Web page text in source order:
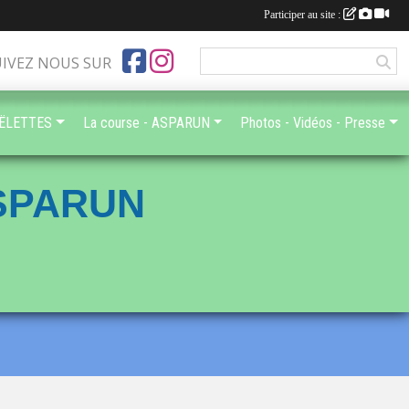
NOUS SUR
La course - ASPARUN Photos - Vidéos - Presse
Participer au site :